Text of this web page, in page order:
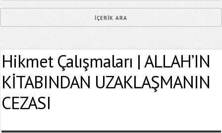
Hikmet Çalışmaları | ALLAH’IN
KİTABINDAN UZAKLAŞMANIN
CEZASI
Epostanız (*)
Yaşadığınız Hatanın Ayrıntıları